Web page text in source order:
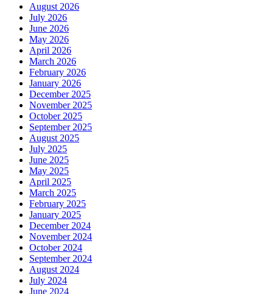
August 2026
July 2026
June 2026
May 2026
April 2026
March 2026
February 2026
January 2026
December 2025
November 2025
October 2025
September 2025
August 2025
July 2025
June 2025
May 2025
April 2025
March 2025
February 2025
January 2025
December 2024
November 2024
October 2024
September 2024
August 2024
July 2024
June 2024